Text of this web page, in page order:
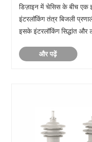
डिज़ाइन में चेसिस के बीच एक
इंटरलॉकिंग तंत्र बिजली
इसके इंटरलॉकिंग सिद्धांत और
और पढ़ें